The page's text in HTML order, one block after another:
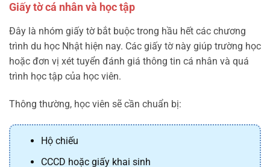
Giấy tờ cá nhân và học tập
Đây là nhóm giấy tờ bắt buộc trong hầu hết các chương
trình du học Nhật hiện nay. Các giấy tờ này giúp trường học
hoặc đơn vị xét tuyển đánh giá thông tin cá nhân và quá
trình học tập của học viên.
Thông thường, học viên sẽ cần chuẩn bị:
Hộ chiếu
CCCD hoặc giấy khai sinh